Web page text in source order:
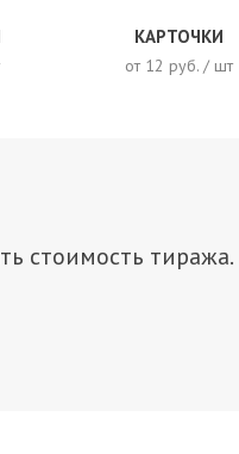
от 12 руб. / шт
КАРТОЧКИ
стоимость тиража.